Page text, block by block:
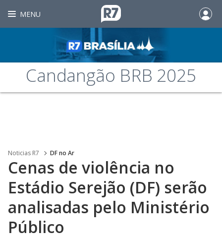
MENU
Candangão BRB 2025
Noticias R7 DF no Ar
Cenas de violência no
Estádio Serejão (DF) serão
analisadas pelo Ministério
Público